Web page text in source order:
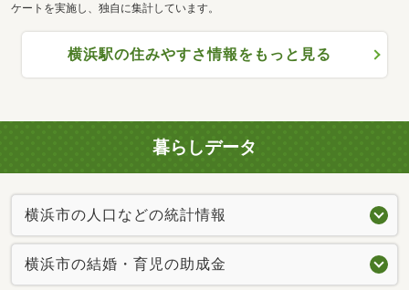
ケートを実施し、独自に集計しています。
横浜駅の住みやすさ情報をもっと見る
暮らしデータ
横浜市の人口などの統計情報
横浜市の結婚・育児の助成金